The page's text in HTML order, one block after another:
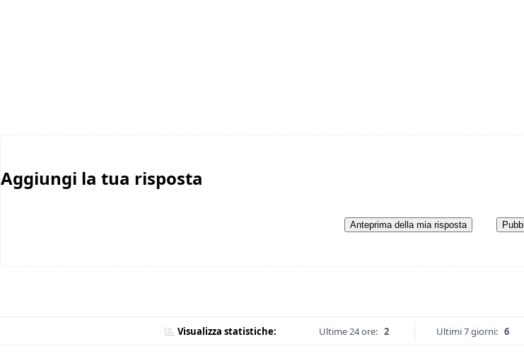
Aggiungi la tua risposta
Anteprima della mia risposta
Visualizza statistiche: Ultime 24 ore: 2 Ultimi 7 giorni: 6